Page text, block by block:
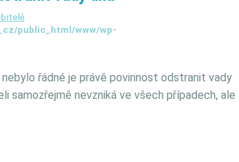
public_html/www/wp-
řádné je právě povinnost odstranit vady
nevzniká ve všech případech, ale